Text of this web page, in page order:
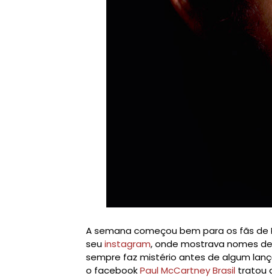
A semana começou bem para os fãs
seuinstagram, onde mostrava nomes
sempre faz mistério antes de algum
o facebookPaul McCartney Brasil tratou